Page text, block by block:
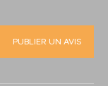
PUBLIER UN AVIS